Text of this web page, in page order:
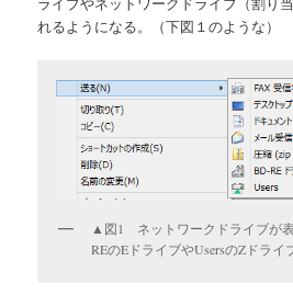
れるようになる。（下図１のような）
▲図1 ネットワークドライブが
REのEドライブやUsersのZドライ